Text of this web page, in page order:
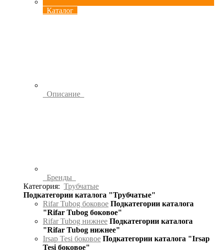
Каталог
Описание
Бренды
Категория: Трубчатые
Подкатегории каталога "Трубчатые"
Rifar Tubog боковое Подкатегории каталога
"Rifar Tubog боковое"
Rifar Tubog нижнее Подкатегории каталога
"Rifar Tubog нижнее"
Irsap Tesi боковое Подкатегории каталога "Irsap
Tesi боковое"